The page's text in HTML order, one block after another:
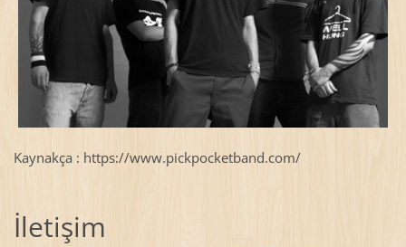
Kaynakça : https://www.pickpocketband.com/
İletişim